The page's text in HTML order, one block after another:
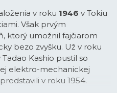
v roku 1946 v Tokiu
Však prvým
ktorý umožnil fajčiarom
bezo zvyšku. Už v roku
Kashio pustil so
elektro-mechanickej
v roku 1954.